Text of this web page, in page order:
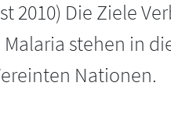
2010) Die Ziele
stehen in
Nationen.